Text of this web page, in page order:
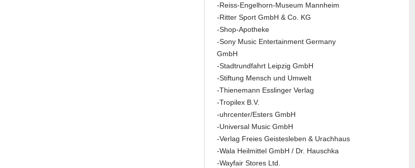
-Reiss-Engelhorn-Museum Mannheim
-Ritter Sport GmbH & Co. KG
-Shop-Apotheke
-Sony Music Entertainment Germany
GmbH
-Stadtrundfahrt Leipzig GmbH
-Stiftung Mensch und Umwelt
-Thienemann Esslinger Verlag
-Tropilex B.V.
-uhrcenter/Esters GmbH
-Universal Music GmbH
-Verlag Freies Geistesleben & Urachhaus
-Wala Heilmittel GmbH / Dr. Hauschka
-Wayfair Stores Ltd.